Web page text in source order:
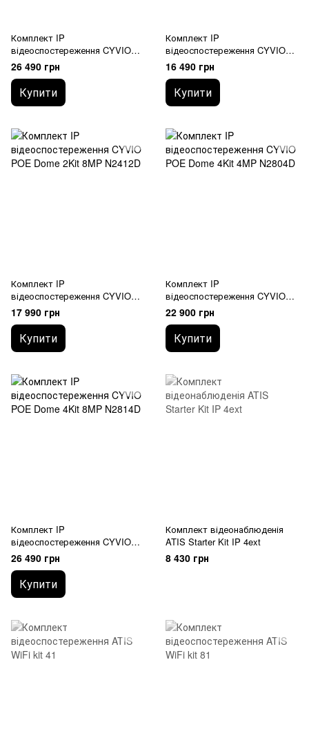
Комплект IP
відеоспостереження CYVIO
POE Bullet 4Kit 8MP N2814
26 490 грн
Купити
Комплект IP
відеоспостереження CYVIO
POE Dome 2Kit 4MP N2402D
16 490 грн
Купити
Комплект IP
відеоспостереження CYVIO
POE Dome 2Kit 8MP N2412D
17 990 грн
Купити
Комплект IP
відеоспостереження CYVIO
POE Dome 4Kit 4MP N2804D
22 900 грн
Купити
Комплект IP
відеоспостереження CYVIO
POE Dome 4Kit 8MP N2814D
26 490 грн
Купити
Комплект відеонаблюденія
ATIS Starter Kit IP 4ext
8 430 грн